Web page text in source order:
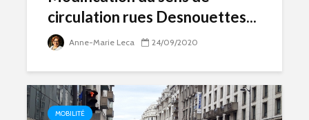
circulation rues Desnouettes...
Anne-Marie Leca 24/09/2020
MOBILITÉ